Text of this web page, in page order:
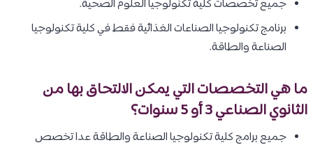
جميع تخصصات كلية تكنولوجيا العلوم الصحية.
برنامج تكنولوجيا الصناعات الغذائية فقط في كلية تكنولوجيا
الصناعة والطاقة.
ما هي التخصصات التي يمكن الالتحاق بها من
الثانوي الصناعي 3 أو 5 سنوات؟
جميع برامج كلية تكنولوجيا الصناعة والطاقة عدا تخصص